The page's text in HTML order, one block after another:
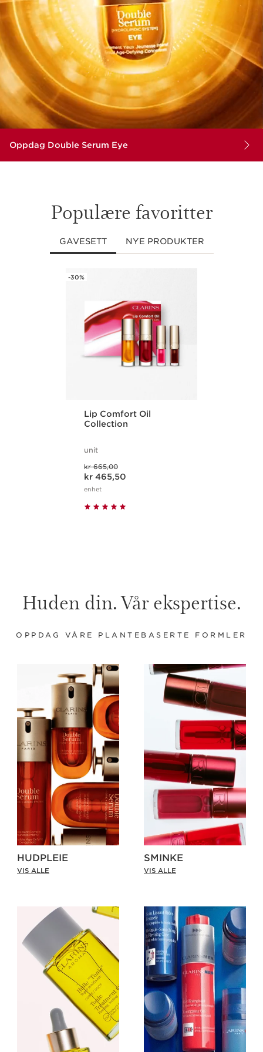
Oppdag Double Serum Eye
Populære favoritter
GAVESETT NYE PRODUKTER
-30%
Lip Comfort Oil
Collection
unit
Tidligere pris kr 665,00
kr 665,00
Nåværende pris kr 465,50
kr 465,50
enhet
Huden din. Vår ekspertise.
OPPDAG VÅRE PLANTEBASERTE FORMLER
HUDPLEIE
VIS ALLE
SMINKE
VIS ALLE